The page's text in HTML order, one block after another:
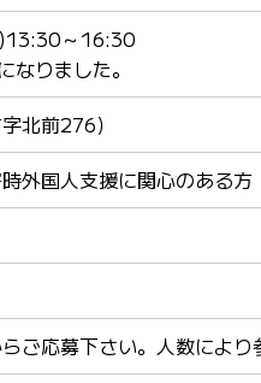
～16:30
りました。
北前276）
外国人支援に関心のある方
ご応募下さい。人数によ